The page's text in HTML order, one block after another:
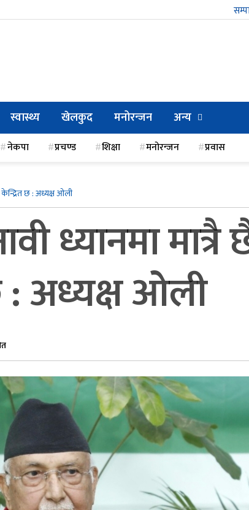
स्वास्थ्य खेलकुद मनोरन्जन अन्य
नेकपा प्रचण्ड शिक्षा मनोरन्जन प्रवास
केन्द्रित छ : अध्यक्ष ओली
ध्यानमा
: अध्यक्ष ओली